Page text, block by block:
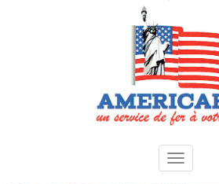
Toggle
navigation